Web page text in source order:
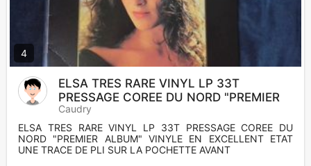
4
ELSA TRES RARE VINYL LP 33T
PRESSAGE COREE DU NORD "PREMIER
Caudry
ELSA TRES RARE VINYL LP 33T PRESSAGE COREE DU
NORD "PREMIER ALBUM" VINYLE EN EXCELLENT ETAT
UNE TRACE DE PLI SUR LA POCHETTE AVANT